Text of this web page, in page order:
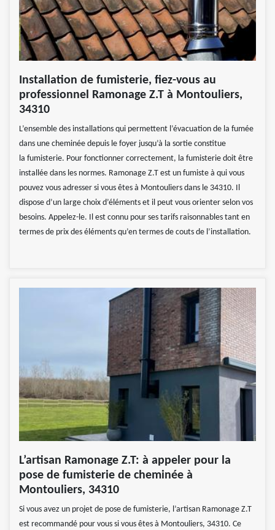
Installation de fumisterie, fiez-vous au
professionnel Ramonage Z.T à Montouliers,
34310
L’ensemble des installations qui permettent l’évacuation de la fumée
dans une cheminée depuis le foyer jusqu’à la sortie constitue
la fumisterie. Pour fonctionner correctement, la fumisterie doit être
installée dans les normes. Ramonage Z.T est un fumiste à qui vous
pouvez vous adresser si vous êtes à Montouliers dans le 34310. Il
dispose d’un large choix d’éléments et il peut vous orienter selon vos
besoins. Appelez-le. Il est connu pour ses tarifs raisonnables tant en
termes de prix des éléments qu’en termes de couts de l’installation.
L’artisan Ramonage Z.T: à appeler pour la
pose de fumisterie de cheminée à
Montouliers, 34310
Si vous avez un projet de pose de fumisterie, l’artisan Ramonage Z.T
est recommandé pour vous si vous êtes à Montouliers, 34310. Ce